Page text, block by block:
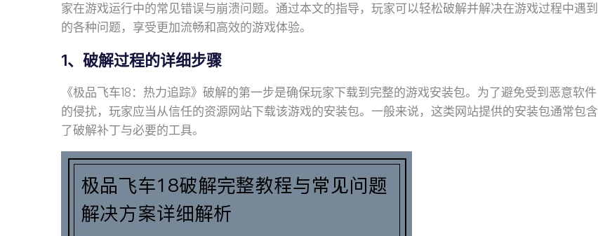
家在游戏运行中的常见错误与崩溃问题。通过本文的指导，玩家可以轻松破解并解决在游戏过程中遇到
的各种问题，享受更加流畅和高效的游戏体验。
1、破解过程的详细步骤
《极品飞车18：热力追踪》破解的第一步是确保玩家下载到完整的游戏安装包。为了避免受到恶意软件
的侵扰，玩家应当从信任的资源网站下载该游戏的安装包。一般来说，这类网站提供的安装包通常包含
了破解补丁与必要的工具。